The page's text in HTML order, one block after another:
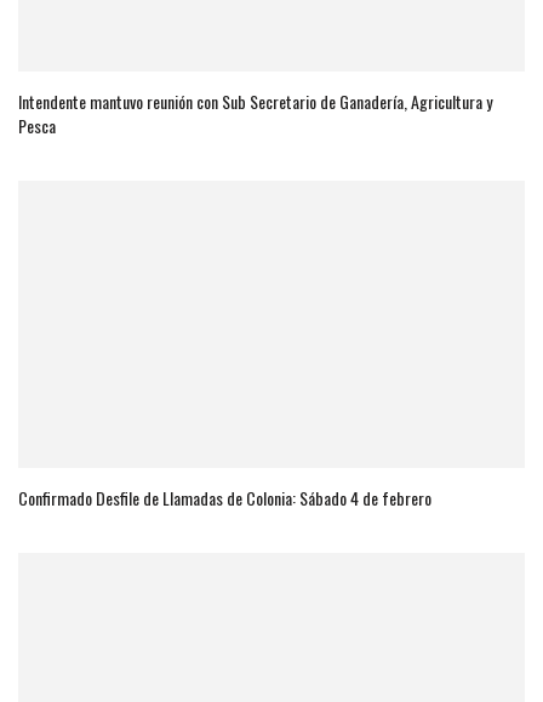
Intendente mantuvo reunión con Sub Secretario de Ganadería, Agricultura y
Pesca
Confirmado Desfile de Llamadas de Colonia: Sábado 4 de febrero